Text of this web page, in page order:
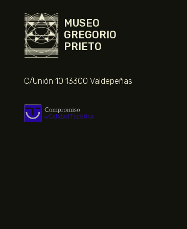
MUSEO
GREGORIO
PRIETO
C/Unión 10 13300 Valdepeñas